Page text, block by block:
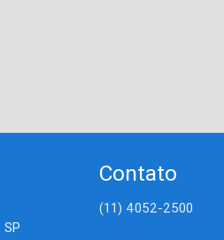
Contato
(11) 4052-2500